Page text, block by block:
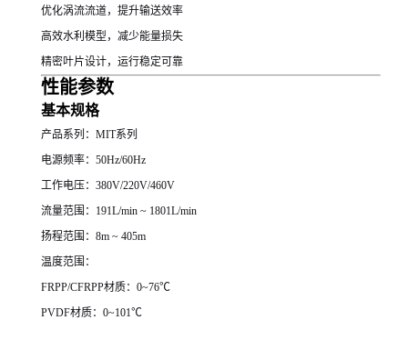
优化涡流流道，提升输送效率
高效水利模型，减少能量损失
精密叶片设计，运行稳定可靠
性能参数
基本规格
产品系列：MIT系列
电源频率：50Hz/60Hz
工作电压：380V/220V/460V
流量范围：191L/min ~ 1801L/min
扬程范围：8m ~ 405m
温度范围：
FRPP/CFRPP材质：0~76℃
PVDF材质：0~101℃